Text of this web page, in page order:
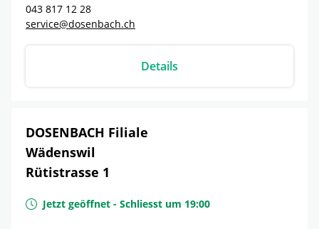
043 817 12 28
service@dosenbach.ch
Details
DOSENBACH Filiale
Wädenswil
Rütistrasse 1
Jetzt geöffnet - Schliesst um 19:00